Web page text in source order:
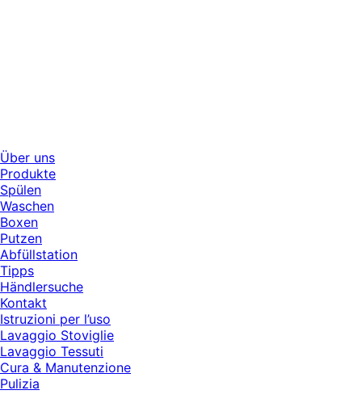
Über uns
Produkte
Spülen
Waschen
Boxen
Putzen
Abfüllstation
Tipps
Händlersuche
Kontakt
Istruzioni per l’uso
Lavaggio Stoviglie
Lavaggio Tessuti
Cura & Manutenzione
Pulizia